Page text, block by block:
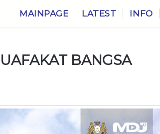
MAINPAGE LATEST INFO
BANGSA